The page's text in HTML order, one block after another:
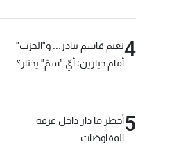
4نعيم قاسم يبادر... و"الحزب"
أمام خيارين: أيّ "سمّ" يختار؟
5أخطر ما دار داخل غرفة
المفاوضات